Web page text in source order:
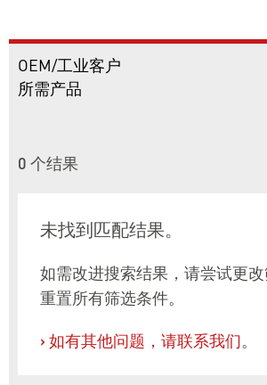
OEM/工业客户
所需产品
0 个结果
未找到匹配结果。
如需改进搜索结果，请尝试更
重置所有筛选条件。
›如有其他问题，请联系我们。